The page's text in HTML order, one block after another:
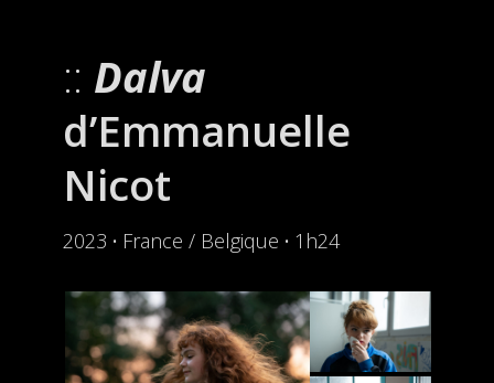
Dalva
d’Emmanuelle
Nicot
2023 · France / Belgique · 1h24